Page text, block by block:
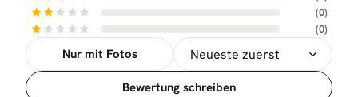
(0)
(0)
Nur mit Fotos
Sortierung
Bewertung schreiben